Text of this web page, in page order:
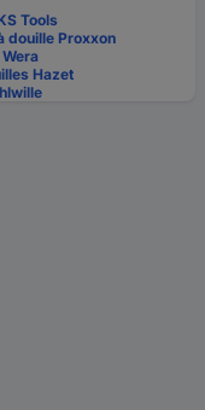
Tools
douille Proxxon
Hazet